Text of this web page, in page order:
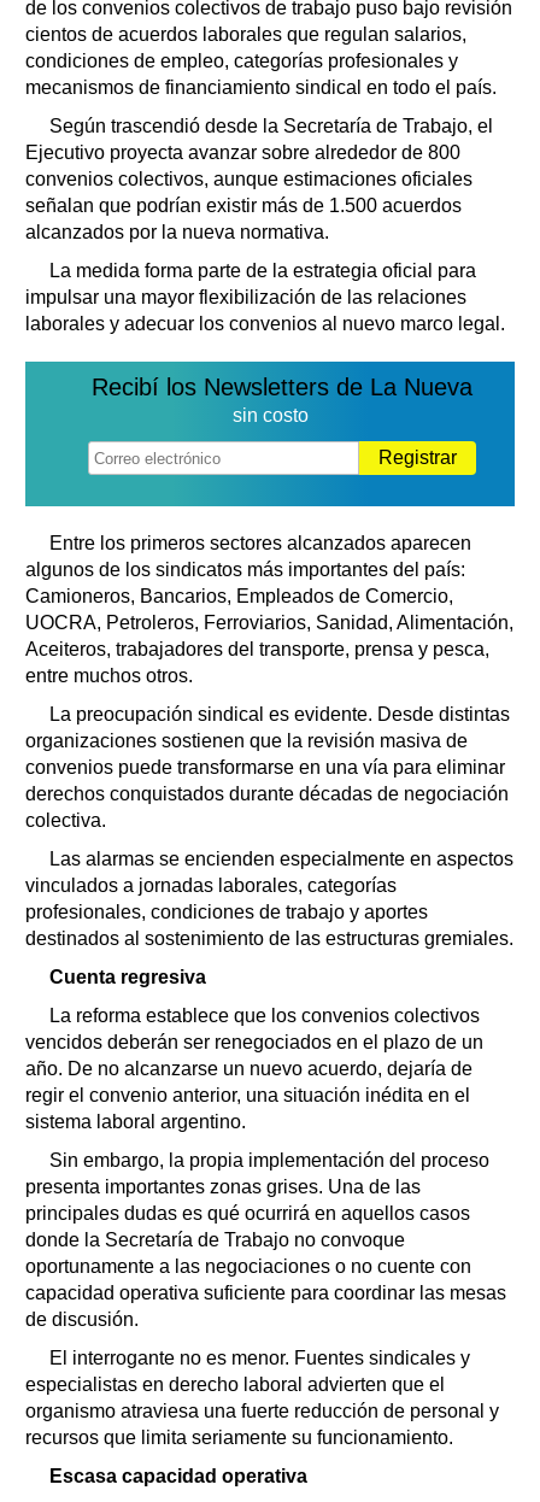
de los convenios colectivos de trabajo puso bajo revisión
cientos de acuerdos laborales que regulan salarios,
condiciones de empleo, categorías profesionales y
mecanismos de financiamiento sindical en todo el país.
Según trascendió desde la Secretaría de Trabajo, el
Ejecutivo proyecta avanzar sobre alrededor de 800
convenios colectivos, aunque estimaciones oficiales
señalan que podrían existir más de 1.500 acuerdos
alcanzados por la nueva normativa.
La medida forma parte de la estrategia oficial para
impulsar una mayor flexibilización de las relaciones
laborales y adecuar los convenios al nuevo marco legal.
Recibí los Newsletters de La Nueva
sin costo
Registrar
Entre los primeros sectores alcanzados aparecen
algunos de los sindicatos más importantes del país:
Camioneros, Bancarios, Empleados de Comercio,
UOCRA, Petroleros, Ferroviarios, Sanidad, Alimentación,
Aceiteros, trabajadores del transporte, prensa y pesca,
entre muchos otros.
La preocupación sindical es evidente. Desde distintas
organizaciones sostienen que la revisión masiva de
convenios puede transformarse en una vía para eliminar
derechos conquistados durante décadas de negociación
colectiva.
Las alarmas se encienden especialmente en aspectos
vinculados a jornadas laborales, categorías
profesionales, condiciones de trabajo y aportes
destinados al sostenimiento de las estructuras gremiales.
Cuenta regresiva
La reforma establece que los convenios colectivos
vencidos deberán ser renegociados en el plazo de un
año. De no alcanzarse un nuevo acuerdo, dejaría de
regir el convenio anterior, una situación inédita en el
sistema laboral argentino.
Sin embargo, la propia implementación del proceso
presenta importantes zonas grises. Una de las
principales dudas es qué ocurrirá en aquellos casos
donde la Secretaría de Trabajo no convoque
oportunamente a las negociaciones o no cuente con
capacidad operativa suficiente para coordinar las mesas
de discusión.
El interrogante no es menor. Fuentes sindicales y
especialistas en derecho laboral advierten que el
organismo atraviesa una fuerte reducción de personal y
recursos que limita seriamente su funcionamiento.
Escasa capacidad operativa